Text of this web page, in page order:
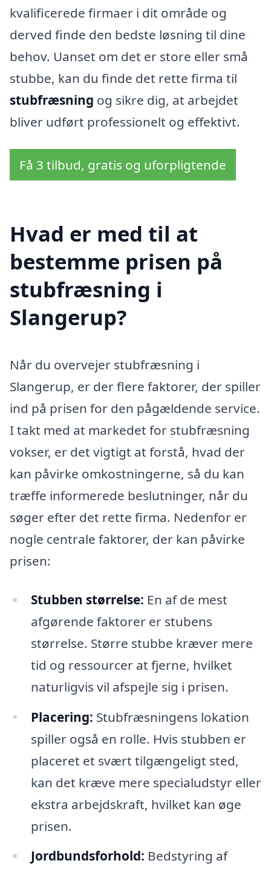
kvalificerede firmaer i dit område og
derved finde den bedste løsning til dine
behov. Uanset om det er store eller små
stubbe, kan du finde det rette firma til
stubfræsning og sikre dig, at arbejdet
bliver udført professionelt og effektivt.
Få 3 tilbud, gratis og uforpligtende
Hvad er med til at
bestemme prisen på
stubfræsning i
Slangerup?
Når du overvejer stubfræsning i
Slangerup, er der flere faktorer, der spiller
ind på prisen for den pågældende service.
I takt med at markedet for stubfræsning
vokser, er det vigtigt at forstå, hvad der
kan påvirke omkostningerne, så du kan
træffe informerede beslutninger, når du
søger efter det rette firma. Nedenfor er
nogle centrale faktorer, der kan påvirke
prisen:
Stubben størrelse: En af de mest
afgørende faktorer er stubens
størrelse. Større stubbe kræver mere
tid og ressourcer at fjerne, hvilket
naturligvis vil afspejle sig i prisen.
Placering: Stubfræsningens lokation
spiller også en rolle. Hvis stubben er
placeret et svært tilgængeligt sted,
kan det kræve mere specialudstyr eller
ekstra arbejdskraft, hvilket kan øge
prisen.
Jordbundsforhold: Bedstyring af